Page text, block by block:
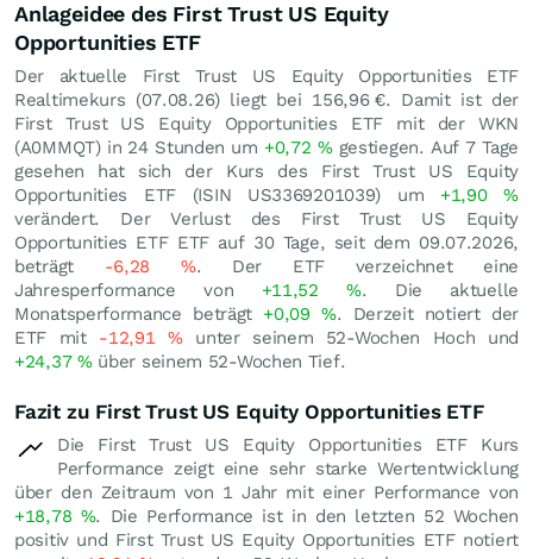
Anlageidee des First Trust US Equity
Opportunities ETF
Der aktuelle First Trust US Equity Opportunities ETF
Realtimekurs (07.08.26) liegt bei 156,96 €. Damit ist der
First Trust US Equity Opportunities ETF mit der WKN
(A0MMQT) in 24 Stunden um +0,72 %gestiegen. Auf 7 Tage
gesehen hat sich der Kurs des First Trust US Equity
Opportunities ETF (ISIN US3369201039) um +1,90%
verändert. Der Verlust des First Trust US Equity
Opportunities ETF ETF auf 30 Tage, seit dem 09.07.2026,
beträgt -6,28 %. Der ETF verzeichnet eine
Jahresperformance von +11,52%. Die aktuelle
Monatsperformance beträgt +0,09 %. Derzeit notiert der
ETF mit -12,91 %unter seinem 52-Wochen Hoch und
+24,37 %über seinem 52-Wochen Tief.
Fazit zu First Trust US Equity Opportunities ETF
Die First Trust US Equity Opportunities ETF Kurs
Performance zeigt eine sehr starke Wertentwicklung
über den Zeitraum von 1 Jahr mit einer Performance von
+18,78 %. Die Performance ist in den letzten 52 Wochen
positiv und First Trust US Equity Opportunities ETF notiert